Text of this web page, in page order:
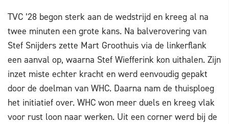
TVC ’28 begon sterk aan de wedstrijd en kreeg al na
twee minuten een grote kans. Na balverovering van
Stef Snijders zette Mart Groothuis via de linkerflank
een aanval op, waarna Stef Wiefferink kon uithalen. Zijn
inzet miste echter kracht en werd eenvoudig gepakt
door de doelman van WHC. Daarna nam de thuisploeg
het initiatief over. WHC won meer duels en kreeg vlak
voor rust loon naar werken. Uit een corner werd bij de